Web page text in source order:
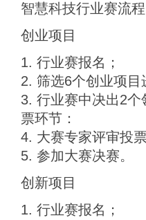
智慧科技行业赛流程
创业项目
1. 行业赛报名；
2. 筛选6个创业项目
3. 行业赛中决出2
票环节：
4. 大赛专家评审投
5. 参加大赛决赛。
创新项目
1. 行业赛报名；